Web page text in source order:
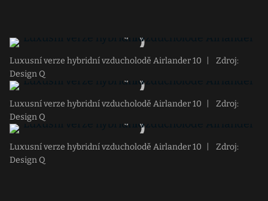
Luxusní verze hybridní vzducholodě Airlander 10
Zdroj:
Design Q
Luxusní verze hybridní vzducholodě Airlander 10
Zdroj:
Design Q
Luxusní verze hybridní vzducholodě Airlander 10
Zdroj:
Design Q